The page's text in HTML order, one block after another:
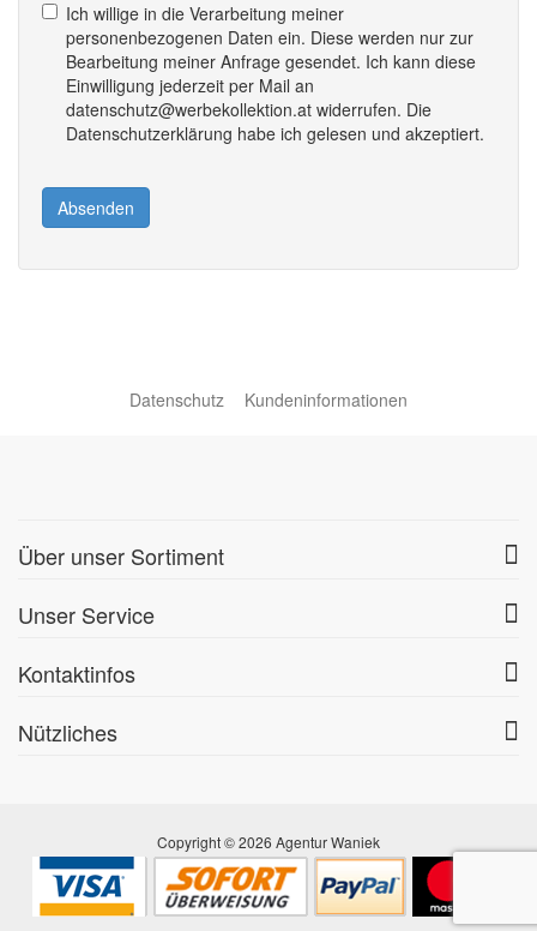
Ich willige in die Verarbeitung meiner
personenbezogenen Daten ein. Diese werden nur zur
Bearbeitung meiner Anfrage gesendet. Ich kann diese
Einwilligung jederzeit per Mail an
datenschutz@werbekollektion.at widerrufen. Die
Datenschutzerklärung habe ich gelesen und akzeptiert.
Absenden
Datenschutz Kundeninformationen
Über unser Sortiment
Unser Service
Kontaktinfos
Nützliches
Copyright © 2026 Agentur Waniek